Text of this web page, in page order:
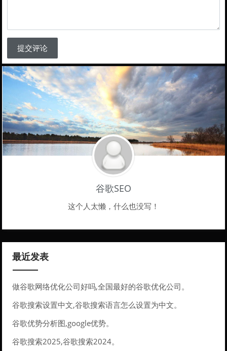
提交评论
谷歌SEO
这个人太懒，什么也没写！
最近发表
做谷歌网络优化公司好吗,全国最好的谷歌优化公司。
谷歌搜索设置中文,谷歌搜索语言怎么设置为中文。
谷歌优势分析图,google优势。
谷歌搜索2025,谷歌搜索2024。